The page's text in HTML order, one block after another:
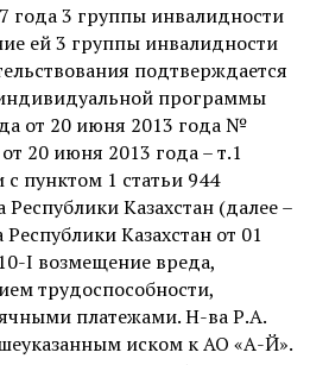
года 3 группы инвалидности
ей 3 группы инвалидности
подтверждается
программы
от 20 июня 2013 года №
20 июня 2013 года – т.1
с пунктом 1 статьи 944
Казахстан (далее –
Казахстан от 01
I возмещение вреда,
трудоспособности,
платежами. Н-ва Р.А.
иском к АО «А-Й».